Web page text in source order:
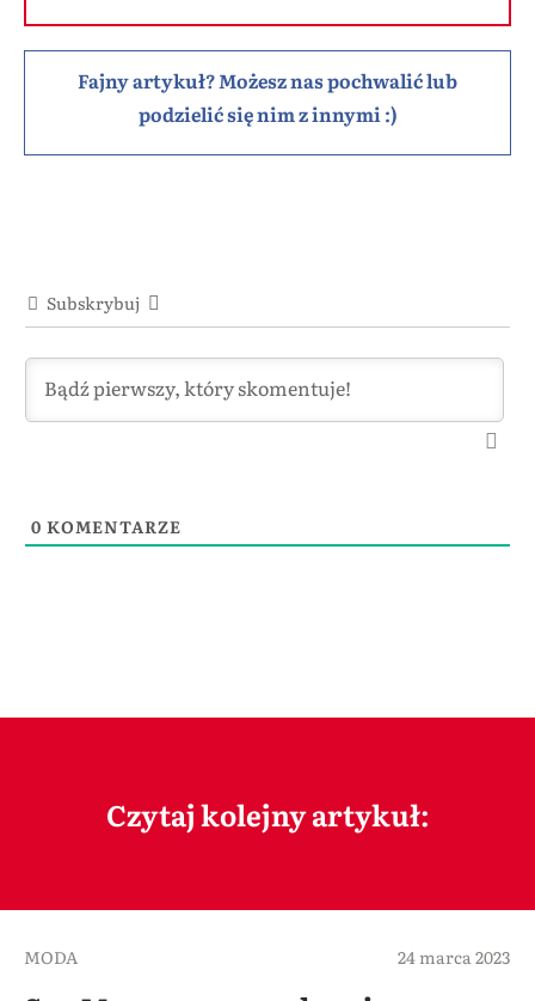
Fajny artykuł? Możesz nas pochwalić lub
podzielić się nim z innymi :)
Subskrybuj
0 KOMENTARZE
Czytaj kolejny artykuł:
MODA 24 marca 2023